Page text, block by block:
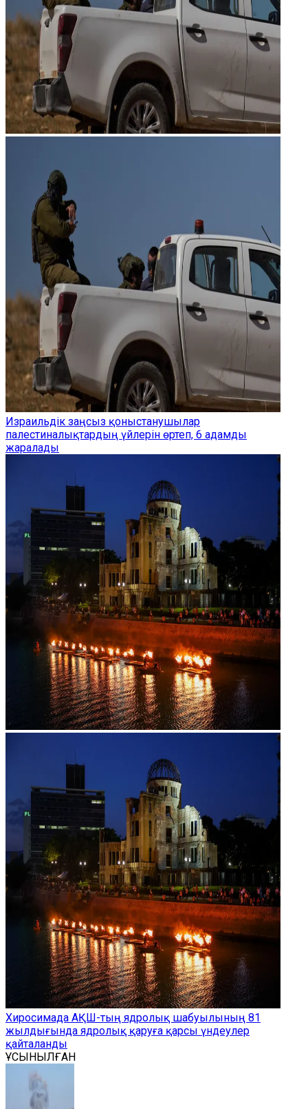
Израильдік заңсыз қоныстанушылар
палестиналықтардың үйлерін өртеп, 6 адамды
жаралады
Хиросимада АҚШ-тың ядролық шабуылының 81
жылдығында ядролық қаруға қарсы үндеулер
қайталанды
ҰСЫНЫЛҒАН